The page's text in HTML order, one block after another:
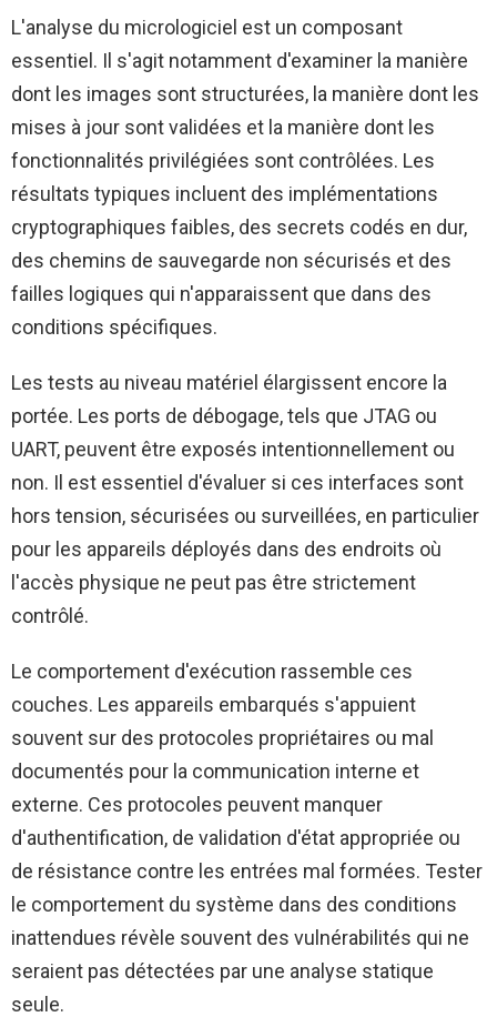
L'analyse du micrologiciel est un composant
essentiel. Il s'agit notamment d'examiner la manière
dont les images sont structurées, la manière dont les
mises à jour sont validées et la manière dont les
fonctionnalités privilégiées sont contrôlées. Les
résultats typiques incluent des implémentations
cryptographiques faibles, des secrets codés en dur,
des chemins de sauvegarde non sécurisés et des
failles logiques qui n'apparaissent que dans des
conditions spécifiques.
Les tests au niveau matériel élargissent encore la
portée. Les ports de débogage, tels que JTAG ou
UART, peuvent être exposés intentionnellement ou
non. Il est essentiel d'évaluer si ces interfaces sont
hors tension, sécurisées ou surveillées, en particulier
pour les appareils déployés dans des endroits où
l'accès physique ne peut pas être strictement
contrôlé.
Le comportement d'exécution rassemble ces
couches. Les appareils embarqués s'appuient
souvent sur des protocoles propriétaires ou mal
documentés pour la communication interne et
externe. Ces protocoles peuvent manquer
d'authentification, de validation d'état appropriée ou
de résistance contre les entrées mal formées. Tester
le comportement du système dans des conditions
inattendues révèle souvent des vulnérabilités qui ne
seraient pas détectées par une analyse statique
seule.